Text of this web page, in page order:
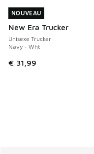
NOUVEAU
New Era Trucker
Unisexe Trucker
Navy - Wht
€ 31,99
NOUVEAU